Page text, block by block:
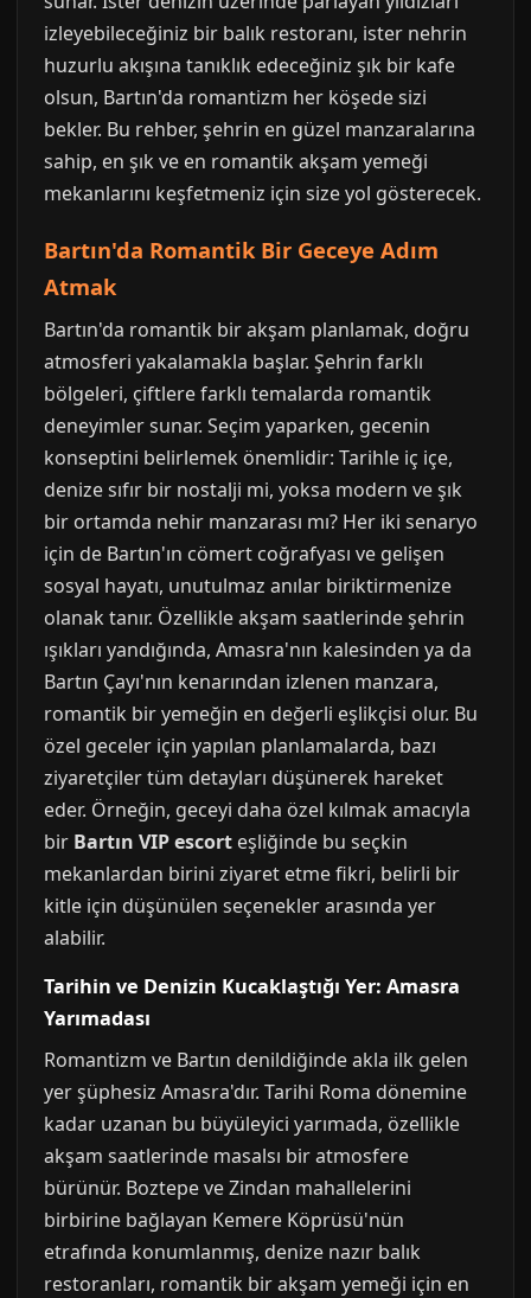
izleyebileceğiniz bir balık restoranı, ister nehrin
huzurlu akışına tanıklık edeceğiniz şık bir kafe
olsun, Bartın'da romantizm her köşede sizi
bekler. Bu rehber, şehrin en güzel manzaralarına
sahip, en şık ve en romantik akşam yemeği
mekanlarını keşfetmeniz için size yol gösterecek.
Bartın'da Romantik Bir Geceye Adım
Atmak
Bartın'da romantik bir akşam planlamak, doğru
atmosferi yakalamakla başlar. Şehrin farklı
bölgeleri, çiftlere farklı temalarda romantik
deneyimler sunar. Seçim yaparken, gecenin
konseptini belirlemek önemlidir: Tarihle iç içe,
denize sıfır bir nostalji mi, yoksa modern ve şık
bir ortamda nehir manzarası mı? Her iki senaryo
için de Bartın'ın cömert coğrafyası ve gelişen
sosyal hayatı, unutulmaz anılar biriktirmenize
olanak tanır. Özellikle akşam saatlerinde şehrin
ışıkları yandığında, Amasra'nın kalesinden ya da
Bartın Çayı'nın kenarından izlenen manzara,
romantik bir yemeğin en değerli eşlikçisi olur. Bu
özel geceler için yapılan planlamalarda, bazı
ziyaretçiler tüm detayları düşünerek hareket
eder. Örneğin, geceyi daha özel kılmak amacıyla
bir Bartın VIP escort eşliğinde bu seçkin
mekanlardan birini ziyaret etme fikri, belirli bir
kitle için düşünülen seçenekler arasında yer
alabilir.
Tarihin ve Denizin Kucaklaştığı Yer: Amasra
Yarımadası
Romantizm ve Bartın denildiğinde akla ilk gelen
yer şüphesiz Amasra'dır. Tarihi Roma dönemine
kadar uzanan bu büyüleyici yarımada, özellikle
akşam saatlerinde masalsı bir atmosfere
bürünür. Boztepe ve Zindan mahallelerini
birbirine bağlayan Kemere Köprüsü'nün
etrafında konumlanmış, denize nazır balık
restoranları, romantik bir akşam yemeği için en